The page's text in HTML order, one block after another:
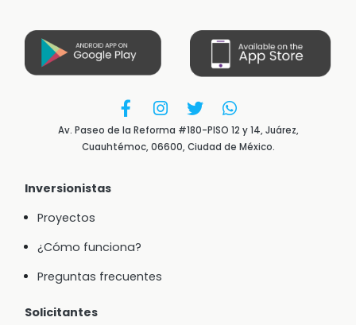
Av. Paseo de la Reforma #180-PISO 12 y 14, Juárez,
Cuauhtémoc, 06600, Ciudad de México.
Inversionistas
Proyectos
¿Cómo funciona?
Preguntas frecuentes
Solicitantes